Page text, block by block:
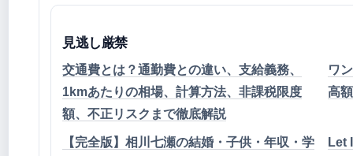
見逃し厳禁
交通費とは？通勤費との違い、支給義務、
1kmあたりの相場、計算方法、非課税限度
額、不正リスクまで徹底解説
ワ
高
【完全版】相川七瀬の結婚・子供・年収・学
Let